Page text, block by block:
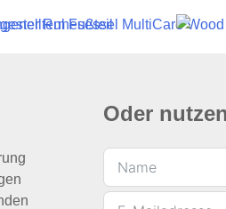
Oder